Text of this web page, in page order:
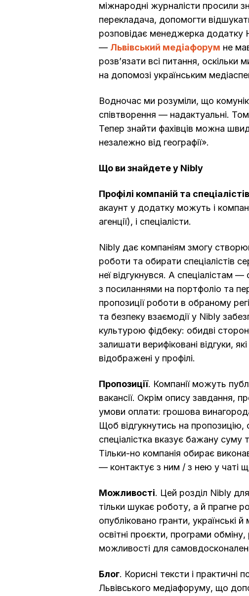
міжнародні журналісти просили
перекладача, допомогти
розповідає менеджерка додатку
— Львівський медіафорум не
розв’язати всі питання, оскільки
на допомозі українським
Водночас ми розуміли, що
співтворення — надактуальні.
Тепер знайти фахівців можна
незалежно від географії».
Що ви знайдете у Nibly
Профілі компаній та спеціалістів
акаунт у додатку можуть і
агенції), і спеціалісти.
Nibly дає компаніям змогу
роботи та обирати спеціалістів
неї відгукнувся. А спеціалістам
з посиланнями на портфоліо та
пропозиції роботи в обраному
та безпеку взаємодії у Nibly
культурою фідбеку: обидві
залишати верифіковані відгуки,
відображені у профілі.
Пропозиції. Компанії можуть
вакансії. Окрім опису завдання,
умови оплати: грошова
Щоб відгукнутись на пропозицію,
спеціалістка вказує бажану суму
Тільки-но компанія обирає
— контактує з ним / з нею у чаті
Можливості. Цей розділ Nibly
тільки шукає роботу, а й прагне
опубліковано гранти, українські й
освітні проєкти, програми обміну,
можливості для
Блог. Корисні тексти і практичні
Львівського медіафоруму, що